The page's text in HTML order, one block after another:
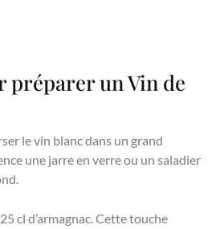
préparer un Vin de
le vin blanc dans un grand
une jarre en verre ou un saladier
cl d’armagnac. Cette touche